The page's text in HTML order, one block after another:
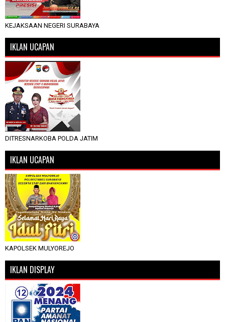
KEJAKSAAN NEGERI SURABAYA
IKLAN UCAPAN
DITRESNARKOBA POLDA JATIM
IKLAN UCAPAN
KAPOLSEK MULYOREJO
IKLAN DISPLAY